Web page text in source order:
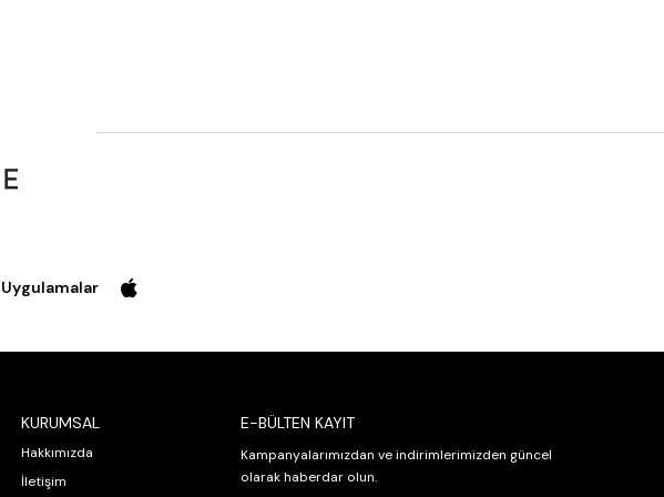
(Call to Action):
ile müşterilerinize unutulmaz espresso keyfi yaşatın.
KURUMSAL
Hakkımızda
İletişim
E-BÜLTEN KAYIT
Kampanyalarımızdan ve indirimlerimizden güncel
olarak haberdar olun.